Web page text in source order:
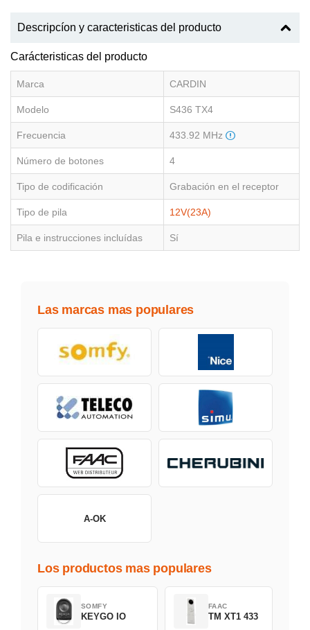
Descripcíon y caracteristicas del producto
Carácteristicas del producto
Marca CARDIN
Modelo S436 TX4
Frecuencia 433.92 MHz
Número de botones 4
Tipo de codificación Grabación en el receptor
Tipo de pila 12V(23A)
Pila e instrucciones incluídas Sí
Las marcas mas populares
A-OK
Los productos mas populares
SOMFY
KEYGO IO
FAAC
TM XT1 433